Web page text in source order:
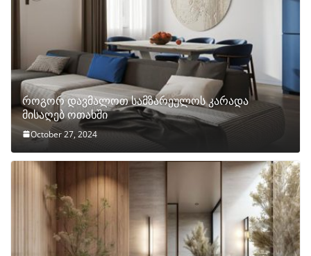
როგორ დავმალოთ სამზარეულოს კარადა
მისაღებ ოთახში
October 27, 2024